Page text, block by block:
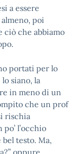
a essere
poi
ciò che abbiamo
portati per lo
siano, la
in meno di un
che un prof
rischia
l’occhio
bel testo. Ma,
oppure